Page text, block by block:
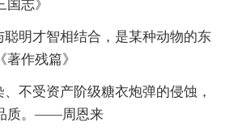
志》
聪明才智相结合，是某种动物的东
作残篇》
不受资产阶级糖衣炮弹的侵蚀，
质。——周恩来